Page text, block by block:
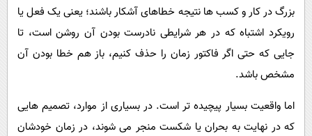
حوادث
محیط زیست
دانلود
بزرگ در کار و کسب ها نتیجه خطاهای آشکار باشند؛ یعنی یک فعل یا
رویکرد اشتباه که در هر شرایطی نادرست بودن آن روشن است، تا
جایی که حتی اگر فاکتور زمان را حذف کنیم، باز هم خطا بودن آن
مشخص باشد.
اما واقعیت بسیار پیچیده تر است. در بسیاری از موارد، تصمیم هایی
که در نهایت به بحران یا شکست منجر می شوند، در زمان خودشان